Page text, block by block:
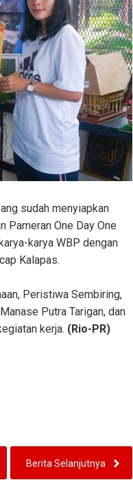
sudah menyiapkan
Pameran One Day One
karya WBP dengan
Kalapas.
Peristiwa Sembiring,
Putra Tarigan, dan
kerja. (Rio-PR)
Berita Selanjutnya